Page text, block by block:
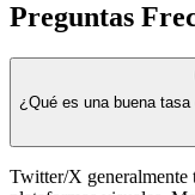
Preguntas
¿Qué es una buena
Twitter/X generalmente